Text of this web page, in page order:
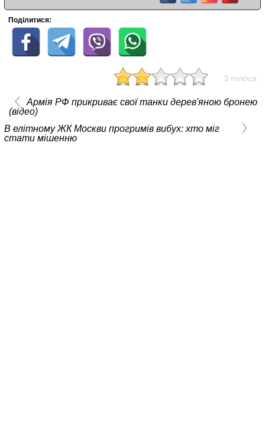
Поділитися:
3 голоса
Армія РФ прикриває свої танки дерев'яною бронею
(відео)
В елітному ЖК Москви прогримів вибух: хто міг
стати мішенню